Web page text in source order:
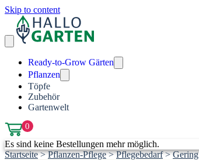
Skip to content
Ready-to-Grow Gärten
Pflanzen
Töpfe
Zubehör
Gartenwelt
0
Es sind keine Bestellungen mehr möglich.
Startseite > Pflanzen-Pflege > Pflegebedarf > Gering